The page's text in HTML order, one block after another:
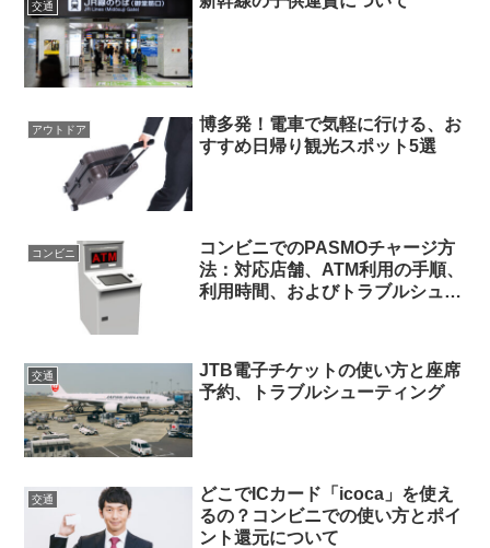
交通
アウトドア
博多発！電車で気軽に行ける、お
すすめ日帰り観光スポット5選
コンビニ
コンビニでのPASMOチャージ方
法：対応店舗、ATM利用の手順、
利用時間、およびトラブルシュー
交通
JTB電子チケットの使い方と座席
予約、トラブルシューティング
交通
どこでICカード「icoca」を使え
るの？コンビニでの使い方とポイ
ント還元について